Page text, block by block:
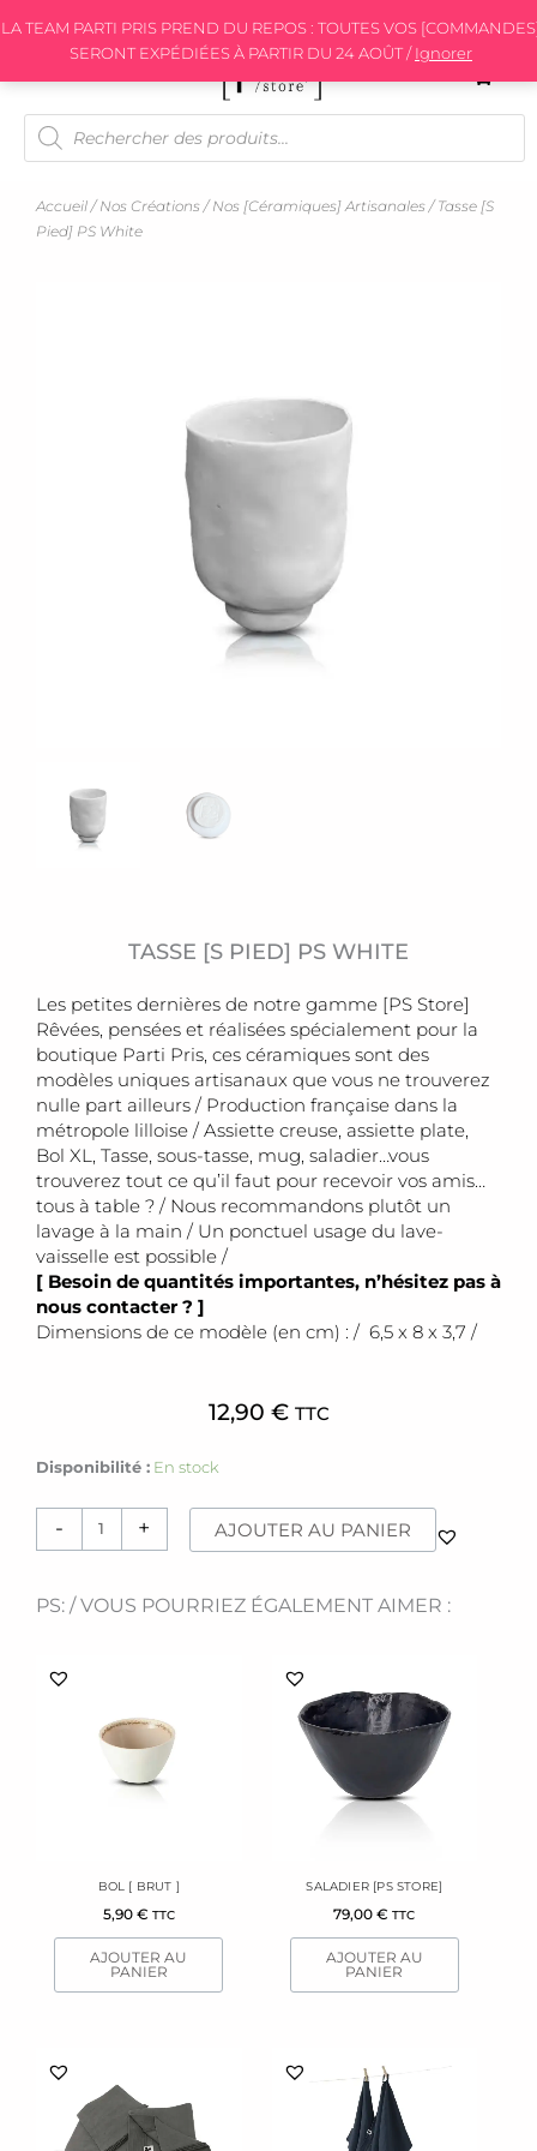
LA TEAM PARTI PRIS PREND DU REPOS : TOUTES VOS
SERONT EXPÉDIÉES À PARTIR DU 24 AOÛT / Ignorer
au
Recherche
de
produits
Accueil /Nos Créations /Nos [céramiques] Artisanales / Tasse [s
Pied] PS White
TASSE [S PIED] PS WHITE
Les petites dernières de notre gamme [PS Store]
Rêvées, pensées et réalisées spécialement pour la
boutique Parti Pris, ces céramiques sont des
modèles uniques artisanaux que vous ne trouverez
nulle part ailleurs / Production française dans la
métropole lilloise / Assiette creuse, assiette plate,
Bol XL, Tasse, sous-tasse, mug, saladier…vous
trouverez tout ce qu’il faut pour recevoir vos amis…
tous à table ? / Nous recommandons plutôt un
lavage à la main / Un ponctuel usage du lave-
vaisselle est possible /
[ Besoin de quantités importantes, n’hésitez pas à
nous contacter ? ]
Dimensions de ce modèle (en cm) : / 6,5 x 8 x 3,7 /
12,90 € TTC
Disponibilité : En stock
-
quantité
white
+ AJOUTER AU PANIER
PS: / VOUS POURRIEZ ÉGALEMENT AIMER :
BOL [ BRUT ]
5,90 € TTC
AJOUTER AU
PANIER
SALADIER [PS STORE]
79,00€ TTC
AJOUTER AU
PANIER